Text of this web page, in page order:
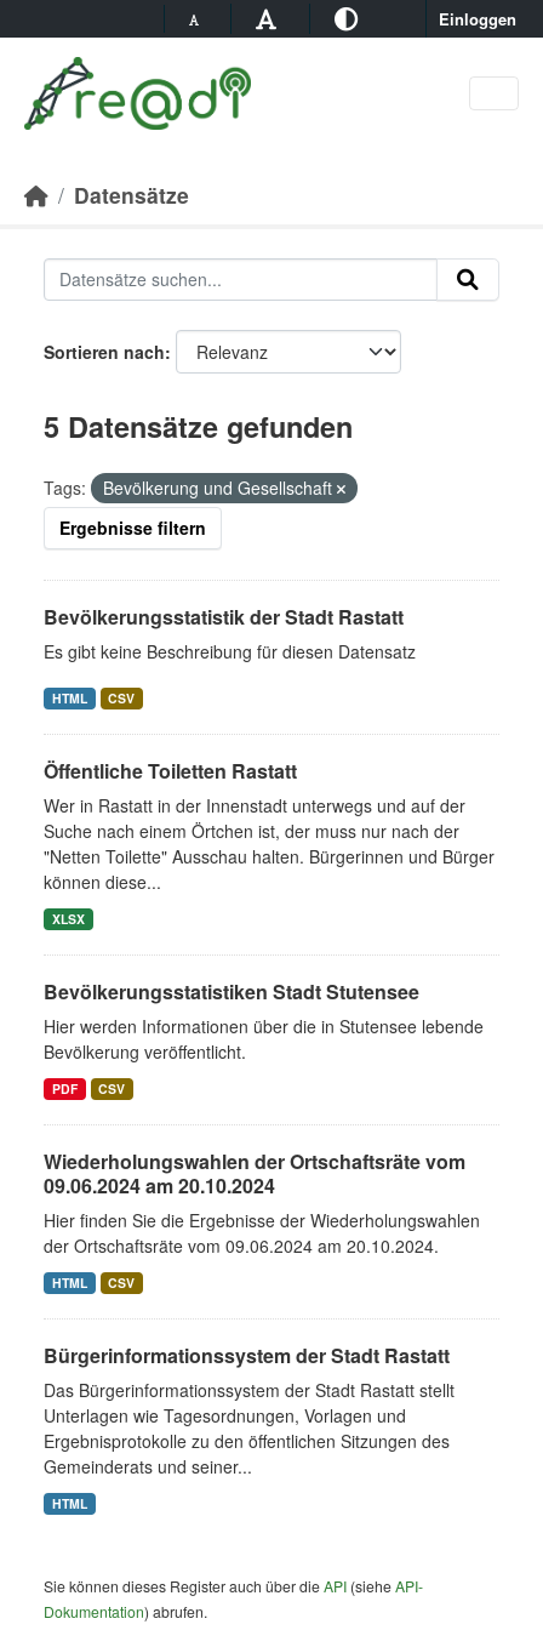
Einloggen
Datensätze
Sortieren nach
5 Datensätze gefunden
Tags:
Bevölkerung und Gesellschaft
Ergebnisse filtern
Bevölkerungsstatistik der Stadt Rastatt
Es gibt keine Beschreibung für diesen Datensatz
HTML CSV
Öffentliche Toiletten Rastatt
Wer in Rastatt in der Innenstadt unterwegs und auf der
Suche nach einem Örtchen ist, der muss nur nach der
"Netten Toilette" Ausschau halten. Bürgerinnen und Bürger
können diese...
XLSX
Bevölkerungsstatistiken Stadt Stutensee
Hier werden Informationen über die in Stutensee lebende
Bevölkerung veröffentlicht.
PDF CSV
Wiederholungswahlen der Ortschaftsräte vom
09.06.2024 am 20.10.2024
Hier finden Sie die Ergebnisse der Wiederholungswahlen
der Ortschaftsräte vom 09.06.2024 am 20.10.2024.
HTML CSV
Bürgerinformationssystem der Stadt Rastatt
Das Bürgerinformationssystem der Stadt Rastatt stellt
Unterlagen wie Tagesordnungen, Vorlagen und
Ergebnisprotokolle zu den öffentlichen Sitzungen des
Gemeinderats und seiner...
HTML
Sie können dieses Register auch über dieAPI (sieheAPI-
Dokumentation) abrufen.